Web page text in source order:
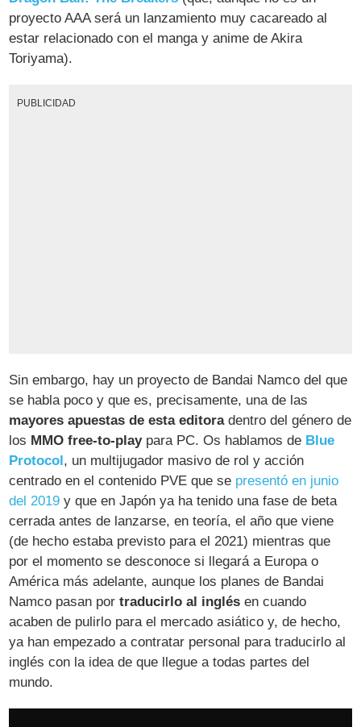
proyecto AAA será un lanzamiento muy cacareado al
estar relacionado con el manga y anime de Akira
Toriyama).
PUBLICIDAD
Sin embargo, hay un proyecto de Bandai Namco del que
se habla poco y que es, precisamente, una de las
mayores apuestas de esta editoradentro del género de
los MMO free-to-playpara PC. Os hablamos de Blue
Protocol , un multijugador masivo de rol y acción
centrado en el contenido PVE que se presentó en junio
del 2019 y que en Japón ya ha tenido una fase de beta
cerrada antes de lanzarse, en teoría, el año que viene
(de hecho estaba previsto para el 2021) mientras que
por el momento se desconoce si llegará a Europa o
América más adelante, aunque los planes de Bandai
Namco pasan por traducirlo al inglés en cuando
acaben de pulirlo para el mercado asiático y, de hecho,
ya han empezado a contratar personal para traducirlo al
inglés con la idea de que llegue a todas partes del
mundo.